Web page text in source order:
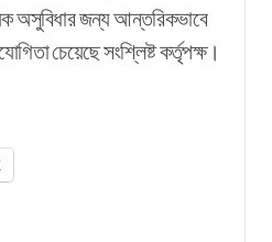
অসুবিধার জন্য আন্তরিকভাবে
চেয়েছে সংশ্লিষ্ট কর্তৃপক্ষ।